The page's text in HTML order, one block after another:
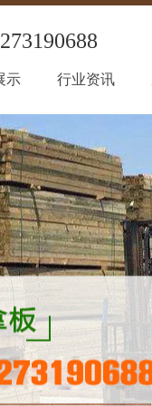
示 行业资讯